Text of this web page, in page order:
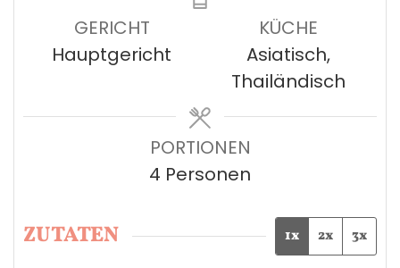
GERICHT
Hauptgericht
KÜCHE
Asiatisch,
Thailändisch
PORTIONEN
4 Personen
ZUTATEN 1x 2x 3x